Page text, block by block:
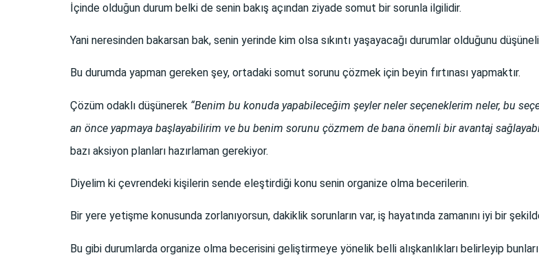
İçinde olduğun durum belki de senin bakış açından ziyade somut bir sorunla ilgilidir.
Yani neresinden bakarsan bak, senin yerinde kim olsa sıkıntı yaşayacağı durumlar olduğunu
Bu durumda yapman gereken şey, ortadaki somut sorunu çözmek için beyin fırtınası yapmaktır.
Çözüm odaklı düşünerek “Benim bu konuda yapabileceğim şeyler neler seçeneklerim neler, bu
an önce yapmaya başlayabilirim ve bu benim sorunu çözmem de bana önemli bir avantaj
bazı aksiyon planları hazırlaman gerekiyor.
Diyelim ki çevrendeki kişilerin sende eleştirdiği konu senin organize olma becerilerin.
Bir yere yetişme konusunda zorlanıyorsun, dakiklik sorunların var, iş hayatında zamanını iyi bir
Bu gibi durumlarda organize olma becerisini geliştirmeye yönelik belli alışkanlıkları belirleyip